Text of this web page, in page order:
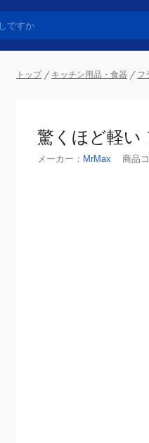
トップ キッチン用品・食器 フ
驚くほど軽い
メーカー： MrMax 商品